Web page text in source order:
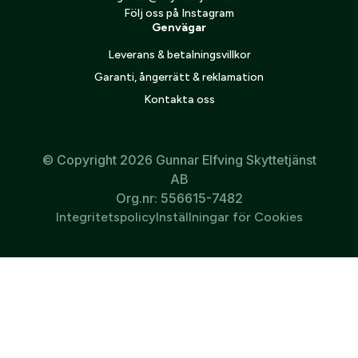
Följ oss på Instagram
Genvägar
Leverans & betalningsvillkor
Garanti, ångerrätt & reklamation
Kontakta oss
© Copyright 2026 Gunnar Elfving Skyttetjänst
AB
Org.nr: 556615-7482
IntegritetspolicyInställningar för Cookies